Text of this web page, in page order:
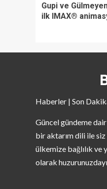
Gupi ve
ilk IMAX®
Haberler | Son
Güncel gündeme
bir aktarım dili ile
ülkemize bağlılık
olarak